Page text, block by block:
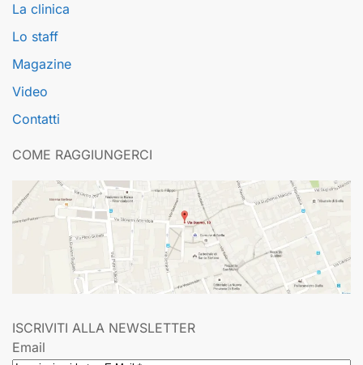
La clinica
Lo staff
Magazine
Video
Contatti
COME RAGGIUNGERCI
ISCRIVITI ALLA NEWSLETTER
Email